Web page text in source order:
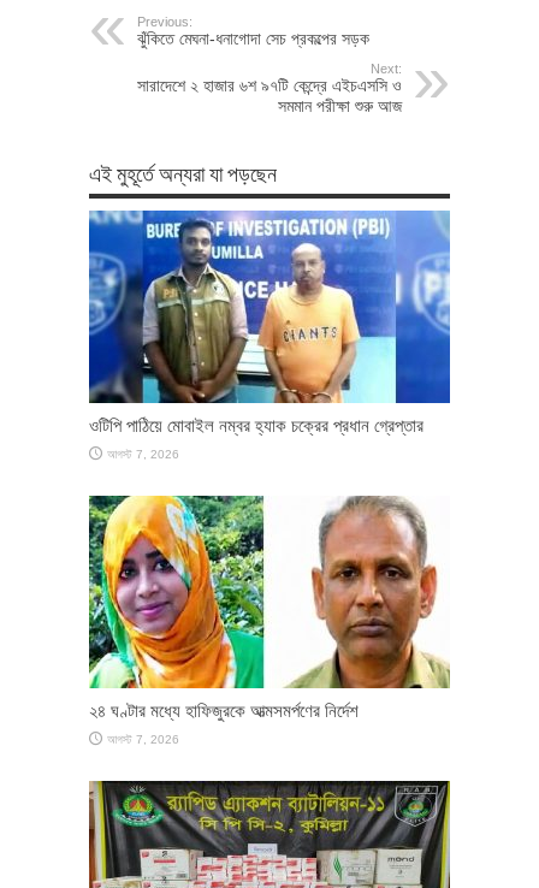
Previous:
ঝুঁকিতে মেঘনা-ধনাগোদা সেচ প্রকল্পের সড়ক
Next:
সারাদেশে ২ হাজার ৬শ ৯৭টি কেন্দ্রে এইচএসসি ও
সমমান পরীক্ষা শুরু আজ
এই মুহূর্তে অন্যরা যা পড়ছেন
ওটিপি পাঠিয়ে মোবাইল নম্বর হ্যাক চক্রের প্রধান গ্রেপ্তার
আগস্ট 7, 2026
২৪ ঘণ্টার মধ্যে হাফিজুরকে আত্মসমর্পণের নির্দেশ
আগস্ট 7, 2026